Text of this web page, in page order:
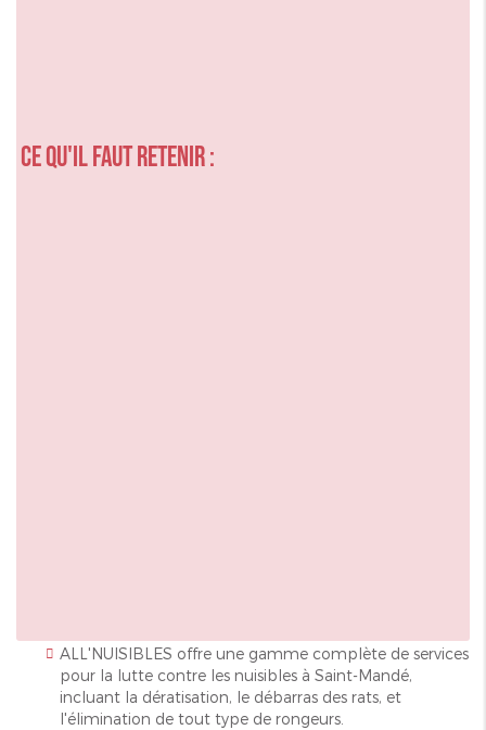
Ce qu'il faut retenir :
ALL'NUISIBLES offre une gamme complète de services
pour la lutte contre les nuisibles à Saint-Mandé,
incluant la dératisation, le débarras des rats, et
l'élimination de tout type de rongeurs.